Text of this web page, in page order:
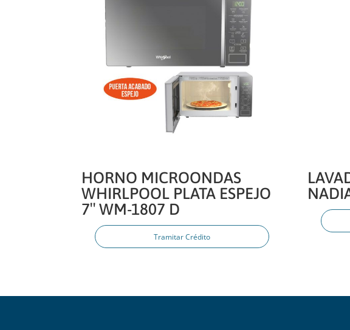
HORNO MICROONDAS
WHIRLPOOL PLATA ESPEJO
7″ WM-1807 D
Tramitar Crédito